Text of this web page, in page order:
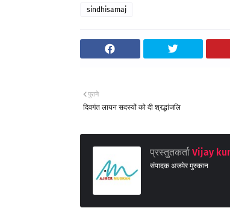
sindhisamaj
पुराने
दिवगंत लायन सदस्यों को दी श्रद्धांजलि
प्रस्तुतकर्ता Vijay
संपादक अजमेर मुस्कान